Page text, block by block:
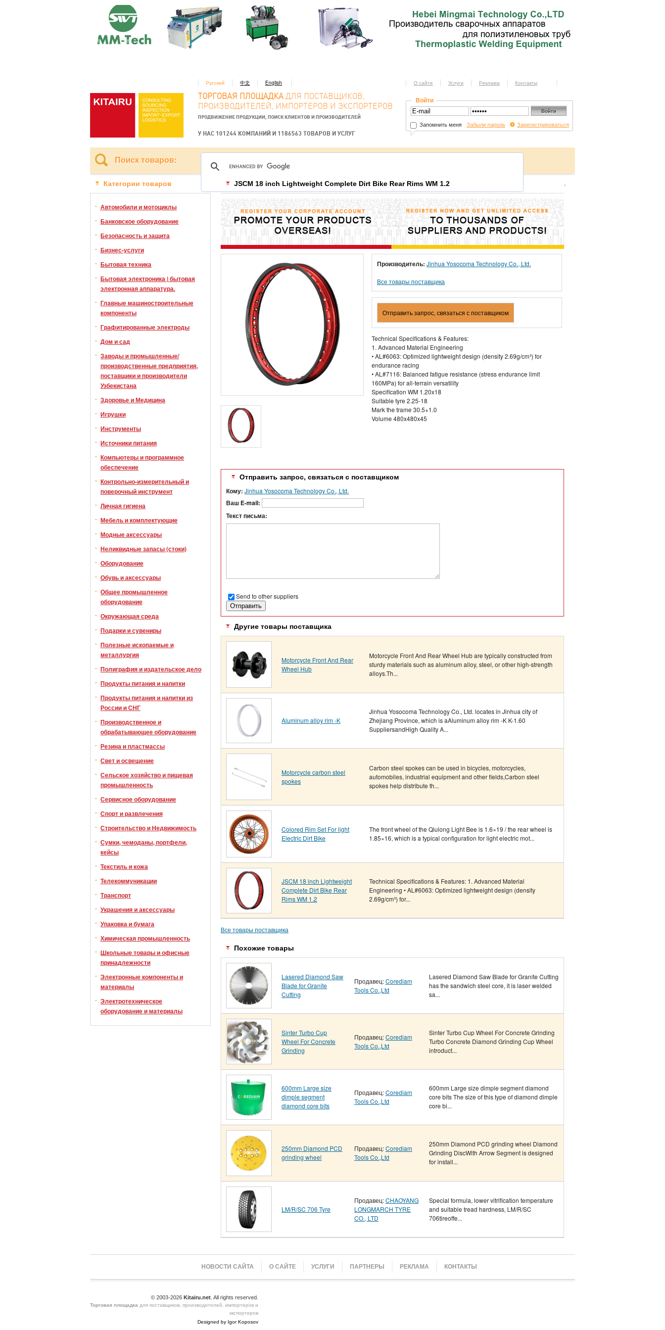
Русский 中文 English
ТОРГОВАЯ ПЛОЩАДКА ДЛЯ ПОСТАВЩИКОВ,
ПРОИЗВОДИТЕЛЕЙ, ИМПОРТЕРОВ И ЭКСПОРТЕРОВ
ПРОДВИЖЕНИЕ ПРОДУКЦИИ, ПОИСК КЛИЕНТОВ И ПРОИЗВОДИТЕЛЕЙ
У НАС 101244 КОМПАНИЙ И 1186563 ТОВАРОВ И УСЛУГ
О сайте Услуги Реклама Контакты
Войти
Запомнить меня Забыли пароль Зарегистрироваться
Поиск товаров:
Категории товаров
Автомобили и мотоциклы
Банковское оборудование
Безопасность и защита
Бизнес-услуги
Бытовая техника
Бытовая электроника | бытовая
электронная аппаратура.
Главные машиностроительные
компоненты
Графитированные электроды
Дом и сад
Заводы и промышленные/
производственные предприятия,
поставщики и производители
Узбекистана
Здоровье и Медицина
Игрушки
Инструменты
Источники питания
Компьютеры и программное
обеспечение
Контрольно-измерительный и
поверочный инструмент
Личная гигиена
Мебель и комплектующие
Модные аксессуары
Неликвидные запасы (стоки)
Оборудование
Обувь и аксессуары
Общее промышленное
оборудование
Окружающая среда
Подарки и сувениры
Полезные ископаемые и
металлургия
Полиграфия и издательское дело
Продукты питания и напитки
Продукты питания и напитки из
России и СНГ
Производственное и
обрабатывающее оборудование
Резина и пластмассы
Свет и освещение
Сельское хозяйство и пищевая
промышленность
Сервисное оборудование
Спорт и развлечения
Строительство и Недвижимость
Сумки, чемоданы, портфели,
кейсы
Текстиль и кожа
Телекоммуникации
Транспорт
Украшения и аксессуары
Упаковка и бумага
Химическая промышленность
Школьные товары и офисные
принадлежности
Электронные компоненты и
материалы
Электротехническое
оборудование и материалы
.
JSCM 18 inch Lightweight Complete Dirt Bike Rear Rims WM 1.2
Производитель: Jinhua Yosocoma Technology Co., Ltd.
Все товары поставщика
Отправить запрос, связаться с поставщиком
Technical Specifications & Features:
1. Advanced Material Engineering
• AL#6063: Optimized lightweight design (density 2.69g/cm³) for
endurance racing
• AL#7116: Balanced fatigue resistance (stress endurance limit
160MPa) for all-terrain versatility
Specification WM 1.20x18
Suitable tyre 2.25-18
Mark the trame 30.5+1.0
Volume 480x480x45
Отправить запрос, связаться с поставщиком
Кому: Jinhua Yosocoma Technology Co., Ltd.
Ваш E-mail:
Текст письма:
Send to other suppliers
Другие товары поставщика
Motorcycle Front And Rear
Wheel Hub
Motorcycle Front And Rear Wheel Hub are typically constructed from
sturdy materials such as aluminum alloy, steel, or other high-strength
alloys.Th...
Aluminum alloy rim -K
Jinhua Yosocoma Technology Co., Ltd. locates in Jinhua city of
Zhejiang Province, which is aAluminum alloy rim -K K-1.60
SuppliersandHigh Quality A...
Motorcycle carbon steel
spokes
Carbon steel spokes can be used in bicycles, motorcycles,
automobiles, industrial equipment and other fields,Carbon steel
spokes help distribute th...
Colored Rim Set For light
Electric Dirt Bike
The front wheel of the Qiulong Light Bee is 1.6×19 / the rear wheel is
1.85×16, which is a typical configuration for light electric mot...
JSCM 18 inch Lightweight
Complete Dirt Bike Rear
Rims WM 1.2
Technical Specifications & Features: 1. Advanced Material
Engineering • AL#6063: Optimized lightweight design (density
2.69g/cm³) for...
Все товары поставщика
Похожие товары
Lasered Diamond Saw
Blade for Granite
Cutting
Продавец:Corediam
Tools Co.,Ltd
Lasered Diamond Saw Blade for Granite Cutting
has the sandwich steel core, it is laser welded
sa...
Sinter Turbo Cup
Wheel For Concrete
Grinding
Продавец:Corediam
Tools Co.,Ltd
Sinter Turbo Cup Wheel For Concrete Grinding
Turbo Concrete Diamond Grinding Cup Wheel
introduct...
600mm Large size
dimple segment
diamond core bits
Продавец:Corediam
Tools Co.,Ltd
600mm Large size dimple segment diamond
core bits The size of this type of diamond dimple
core bi...
250mm Diamond PCD
grinding wheel
Продавец:Corediam
Tools Co.,Ltd
250mm Diamond PCD grinding wheel Diamond
Grinding DiscWith Arrow Segment is designed
for install...
LM/R/SC 706 Tyre
Продавец:CHAOYANG
LONGMARCH TYRE
CO., LTD
Special formula, lower vitrification temperature
and suitable tread hardness, LM/R/SC
706tireoffe...
НОВОСТИ САЙТА О САЙТЕ УСЛУГИ ПАРТНЕРЫ РЕКЛАМА КОНТАКТЫ
© 2003-2026 Kitairu.net . All rights reserved.
Торговая площадка для поставщиков, производителей, импортеров и
экспортеров
Designed by Igor Koposov